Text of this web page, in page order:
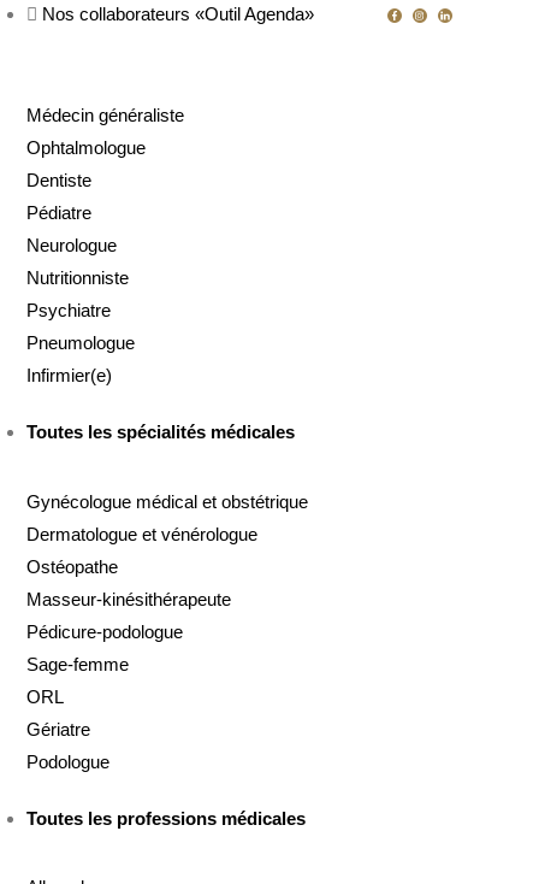
Nos collaborateurs «Outil Agenda»
Médecin généraliste
Ophtalmologue
Dentiste
Pédiatre
Neurologue
Nutritionniste
Psychiatre
Pneumologue
Infirmier(e)
Toutes les spécialités médicales
Gynécologue médical et obstétrique
Dermatologue et vénérologue
Ostéopathe
Masseur-kinésithérapeute
Pédicure-podologue
Sage-femme
ORL
Gériatre
Podologue
Toutes les professions médicales